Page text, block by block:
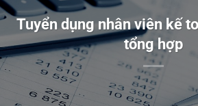
Tuyển dụng nhân viên kế
tổng hợp